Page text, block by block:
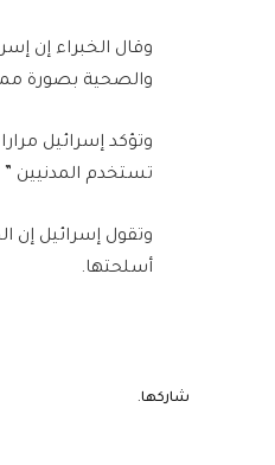
وقال الخبراء إن
والصحية بصورة
وتؤكد إسرائيل
تستخدم المدنيين
أسلحتها.
شاركها.